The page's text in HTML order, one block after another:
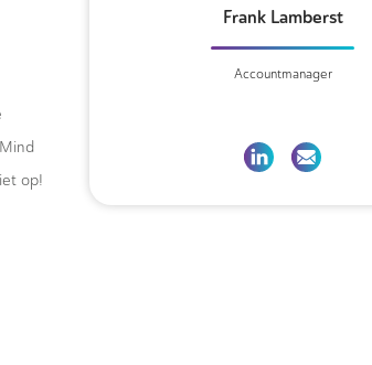
op!
Frank Lamberst
Accountmanager